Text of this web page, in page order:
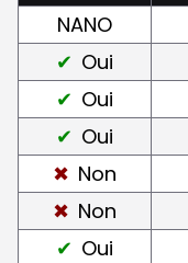
NANO
Oui
Oui
Oui
Non
Non
Oui